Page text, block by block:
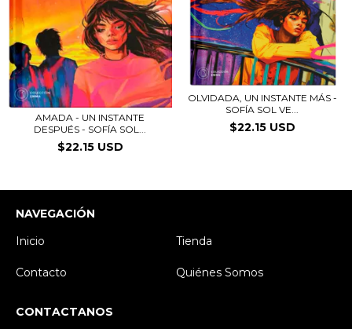
AMADA - UN INSTANTE
DESPUÉS - SOFÍA SOL...
$22.15 USD
OLVIDADA, UN INSTANTE MÁS -
SOFÍA SOL VE...
$22.15 USD
NAVEGACIÓN
Inicio
Tienda
Contacto Quiénes Somos
CONTACTANOS